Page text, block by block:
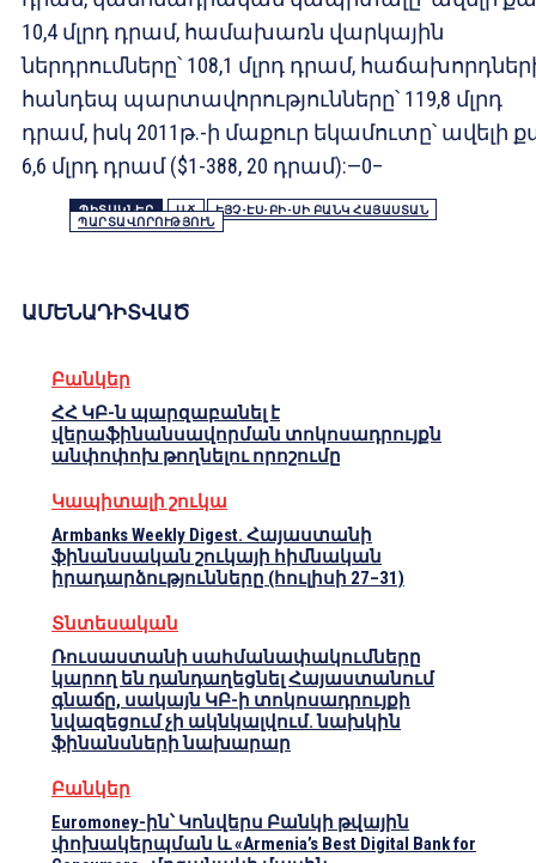
10,4 մլրդ դրամ, համախառն վարկային
ներդրումները՝ 108,1 մլրդ դրամ,
հանդեպ պարտավորությունները՝ 119,8 մլրդ
դրամ, իսկ 2011թ.-ի մաքուր եկամուտը՝ ավելի
6,6 մլրդ դրամ ($1-388, 20 դրամ):—0–
ՊԻՏԱԿՆԵՐ ԱՃ
ԷՅՉ-ԷՍ-ԲԻ-ՍԻ ԲԱՆԿ ՀԱՅԱՍՏԱՆ
ՊԱՐՏԱՎՈՐՈՒԹՅՈՒՆ
ԱՄԵՆԱԴԻՏՎԱԾ
Բանկեր
ՀՀ ԿԲ-ն պարզաբանել է
վերաֆինանսավորման տոկոսադրույքն
անփոփոխ թողնելու որոշումը
Կապիտալի շուկա
Armbanks Weekly Digest. Հայաստանի
ֆինանսական շուկայի հիմնական
իրադարձությունները (հուլիսի 27–31)
Տնտեսական
Ռուսաստանի սահմանափակումները
կարող են դանդաղեցնել Հայաստանում
գնաճը, սակայն ԿԲ-ի տոկոսադրույքի
նվազեցում չի ակնկալվում. նախկին
ֆինանսների նախարար
Բանկեր
Euromoney-ին՝ Կոնվերս Բանկի թվային
փոխակերպման և «Armenia’s Best Digital Bank for